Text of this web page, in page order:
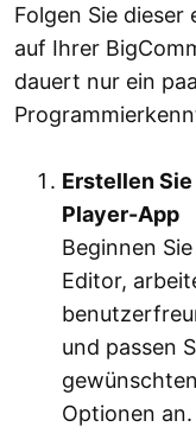
Folgen Sie
auf Ihrer
dauert nur ein
Erstellen
Player-App
Beginnen
Editor,
und passen
Optionen an.